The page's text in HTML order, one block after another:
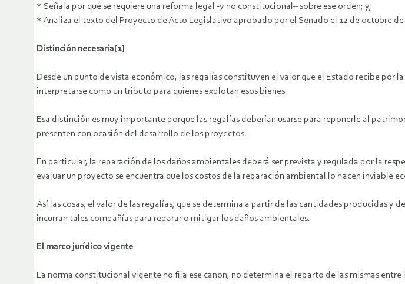
* Señala por qué se requiere una reforma legal -y no constitucional‒ sobre ese orden; y,
* Analiza el texto del Proyecto de Acto Legislativo aprobado por el Senado el 12 de octubre de
Distinción necesaria[1]
Desde un punto de vista económico, las regalías constituyen el valor que el Estado recibe por
interpretarse como un tributo para quienes explotan esos bienes.
Esa distinción es muy importante porque las regalías deberían usarse para reponerle al
presenten con ocasión del desarrollo de los proyectos.
En particular, la reparación de los daños ambientales deberá ser prevista y regulada por la
evaluar un proyecto se encuentra que los costos de la reparación ambiental lo hacen inviable
Así las cosas, el valor de las regalías, que se determina a partir de las cantidades producidas y
incurran tales compañías para reparar o mitigar los daños ambientales.
El marco jurídico vigente
La norma constitucional vigente no fija ese canon, no determina el reparto de las mismas